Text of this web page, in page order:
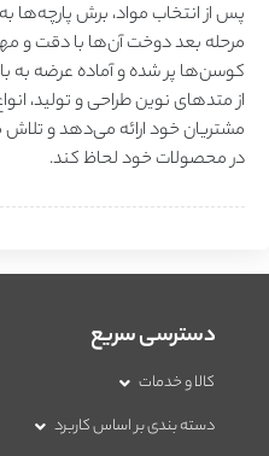
پس از انتخاب مواد، برش پارچه‌ها
مرحله بعد دوخت آن‌ها با دقت و
کوسن‌ها پر شده و آماده عرضه به
مشتریان خود ارائه می‌دهد و
در محصولات خود لحاظ کند.
دسترسی سریع
کالا و خدمات
دسته بندی بر اساس کاربرد